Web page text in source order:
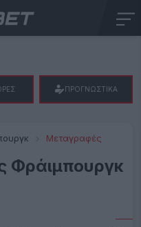
Μεταγραφές
Φράιμπουργκ
ΠΡΟΓΝΩΣΤΙΚΑ